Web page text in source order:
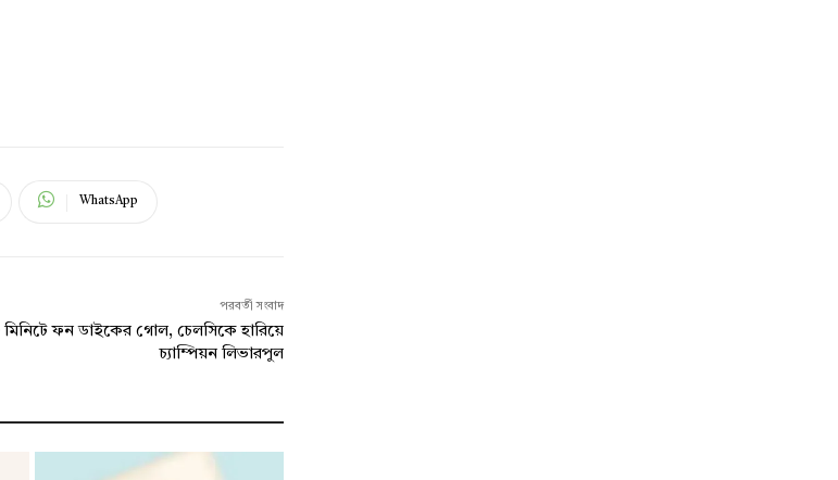
WhatsApp
পরবর্তী সংবাদ
মিনিটে ফন ডাইকের গোল, চেলসিকে হারিয়ে
চ্যাম্পিয়ন লিভারপুল